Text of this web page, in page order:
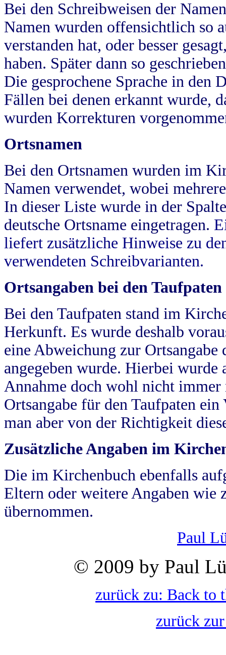
Bei den Schreibweisen der
Namen wurden offensichtlich so
verstanden hat, oder besser
haben. Später dann so
Die gesprochene Sprache in
Fällen bei denen erkannt wurde,
wurden Korrekturen
Ortsnamen
Bei den Ortsnamen wurden im
Namen verwendet, wobei
In dieser Liste wurde in der
deutsche Ortsname eingetragen.
liefert zusätzliche Hinweise zu
verwendeten Schreibvarianten.
Ortsangaben bei den Taufpaten
Bei den Taufpaten stand im
Herkunft. Es wurde deshalb
eine Abweichung zur
angegeben wurde. Hierbei wurde
Annahme doch wohl nicht
Ortsangabe für den Taufpaten
man aber von der Richtigkeit
Zusätzliche Angaben im
Die im Kirchenbuch ebenfalls
Eltern oder weitere Angaben wie
übernommen.
Paul
© 2009 by Paul
zurück zu: Back to
zurück